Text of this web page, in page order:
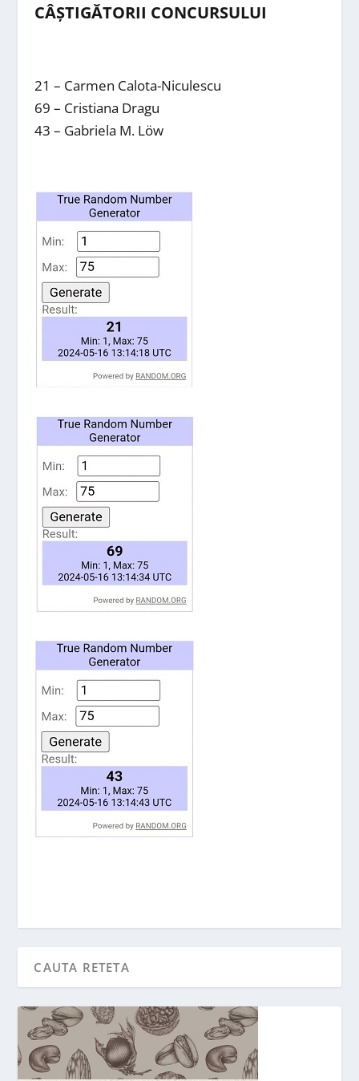
CÂȘTIGĂTORII CONCURSULUI
21 – Carmen Calota-Niculescu
69 – Cristiana Dragu
43 – Gabriela M. Löw